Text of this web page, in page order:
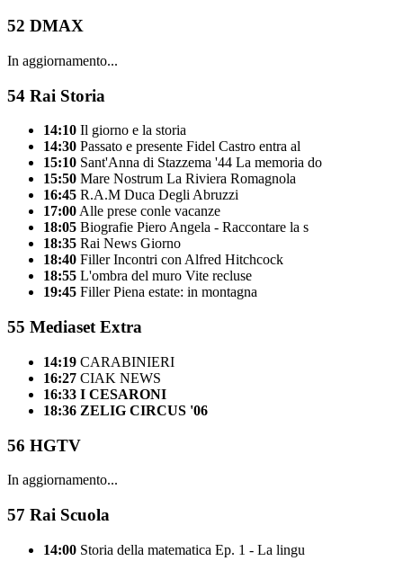
52 DMAX
In aggiornamento...
54 Rai Storia
14:10 Il giorno e la storia
14:30 Passato e presente Fidel Castro entra al
15:10 Sant'Anna di Stazzema '44 La memoria do
15:50 Mare Nostrum La Riviera Romagnola
16:45 R.A.M Duca Degli Abruzzi
17:00 Alle prese conle vacanze
18:05 Biografie Piero Angela - Raccontare la s
18:35 Rai News Giorno
18:40 Filler Incontri con Alfred Hitchcock
18:55 L'ombra del muro Vite recluse
19:45 Filler Piena estate: in montagna
55 Mediaset Extra
14:19 CARABINIERI
16:27 CIAK NEWS
16:33 I CESARONI
18:36 ZELIG CIRCUS '06
56 HGTV
In aggiornamento...
57 Rai Scuola
14:00 Storia della matematica Ep. 1 - La lingu